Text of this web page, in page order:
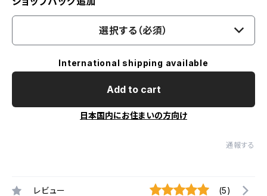
選択する（必須）
International shipping available
Add to cart
日本国内にお住まいの方向け
通報する
レビュー (5)